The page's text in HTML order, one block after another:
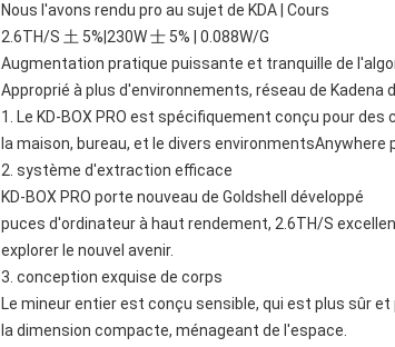
Nous l'avons rendu pro au sujet de KDA | Cours
2.6TH/S 土 5%|230W 士 5% | 0.088W/G
Augmentation pratique puissante et tranquille de
Approprié à plus d'environnements, réseau de
1. Le KD-BOX PRO est spécifiquement conçu pour
la maison, bureau, et le divers environmentsAnywhere
2. système d'extraction efficace
KD-BOX PRO porte nouveau de Goldshell développé
puces d'ordinateur à haut rendement, 2.6TH/S
explorer le nouvel avenir.
3. conception exquise de corps
Le mineur entier est conçu sensible, qui est plus sûr
la dimension compacte, ménageant de l'espace.